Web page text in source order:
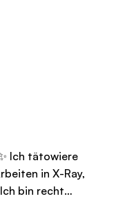
Ich tätowiere
in X-Ray,
bin recht…